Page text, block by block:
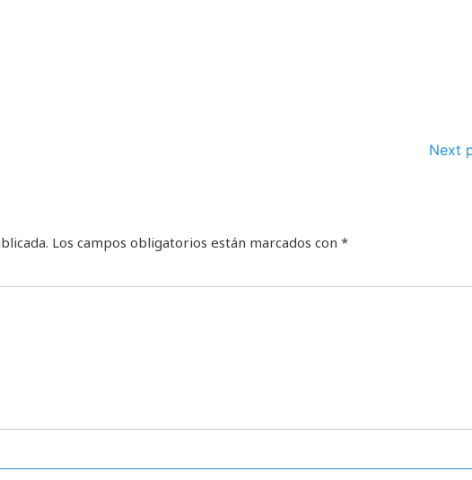
Next
Los campos obligatorios están marcados con *